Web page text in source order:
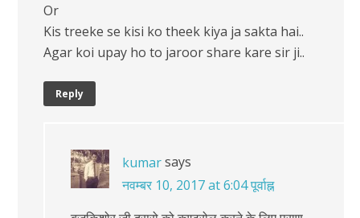
Or
Kis treeke se kisi ko theek kiya ja sakta hai..
Agar koi upay ho to jaroor share kare sir ji..
Reply
kumarsays
नवम्बर 10, 2017 at 6:04 पूर्वाह्न